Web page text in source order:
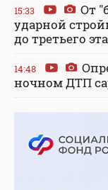
15:33
От
ударной
до третьего
14:48
ночном ДТП